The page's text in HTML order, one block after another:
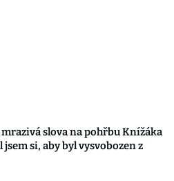
slova na pohřbu Knížáka
jsem si, aby byl vysvobozen z